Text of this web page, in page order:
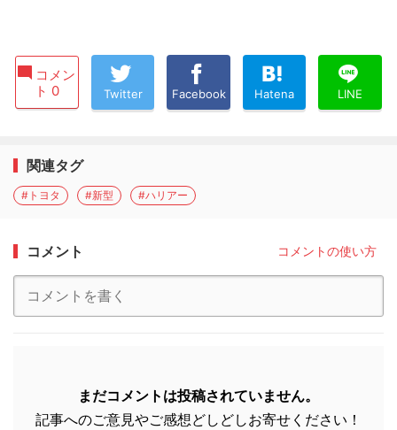
コメン
ト 0
Twitter Facebook Hatena LINE
関連タグ
#トヨタ #新型 #ハリアー
コメント コメントの使い方
まだコメントは投稿されていません。
記事へのご意見やご感想どしどしお寄せください！